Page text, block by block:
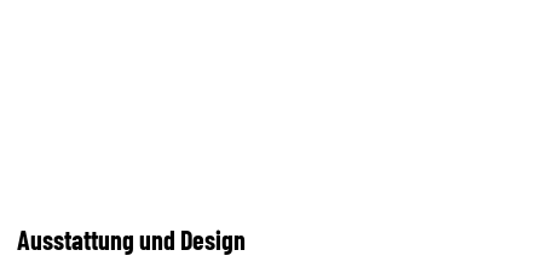
Ausstattung und Design